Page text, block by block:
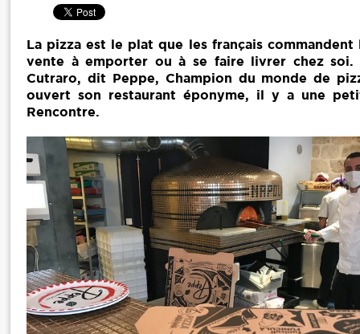
La pizza est le plat que les français commandent
vente à emporter ou à se faire livrer chez soi.
Cutraro, dit Peppe, Champion du monde de
ouvert son restaurant éponyme, il y a une
Rencontre.